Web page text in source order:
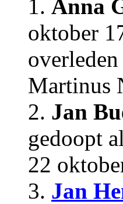
1. Anna
oktober
Martinus
2. Jan
gedoopt
22
3. Jan